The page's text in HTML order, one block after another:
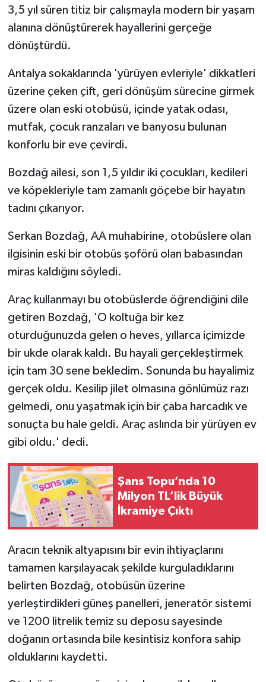
3,5 yıl süren titiz bir çalışmayla modern bir yaşam
alanına dönüştürerek hayallerini gerçeğe
dönüştürdü.
Antalya sokaklarında 'yürüyen evleriyle' dikkatleri
üzerine çeken çift, geri dönüşüm sürecine girmek
üzere olan eski otobüsü, içinde yatak odası,
mutfak, çocuk ranzaları ve banyosu bulunan
konforlu bir eve çevirdi.
Bozdağ ailesi, son 1,5 yıldır iki çocukları, kedileri
ve köpekleriyle tam zamanlı göçebe bir hayatın
tadını çıkarıyor.
Serkan Bozdağ, AA muhabirine, otobüslere olan
ilgisinin eski bir otobüs şoförü olan babasından
miras kaldığını söyledi.
Araç kullanmayı bu otobüslerde öğrendiğini dile
getiren Bozdağ, 'O koltuğa bir kez
oturduğunuzda gelen o heves, yıllarca içimizde
bir ukde olarak kaldı. Bu hayali gerçekleştirmek
için tam 30 sene bekledim. Sonunda bu hayalimiz
gerçek oldu. Kesilip jilet olmasına gönlümüz razı
gelmedi, onu yaşatmak için bir çaba harcadık ve
sonuçta bu hale geldi. Araç aslında bir yürüyen ev
gibi oldu.' dedi.
Şans Topu’nda 10
Milyon TL’lik Büyük
İkramiye Çıktı
Aracın teknik altyapısını bir evin ihtiyaçlarını
tamamen karşılayacak şekilde kurguladıklarını
belirten Bozdağ, otobüsün üzerine
yerleştirdikleri güneş panelleri, jeneratör sistemi
ve 1200 litrelik temiz su deposu sayesinde
doğanın ortasında bile kesintisiz konfora sahip
olduklarını kaydetti.